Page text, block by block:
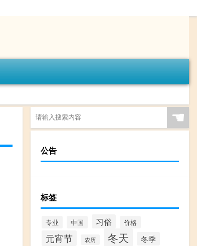
☚
公告
标签
专业 中国 习俗 价格
元宵节 农历 冬天 冬季